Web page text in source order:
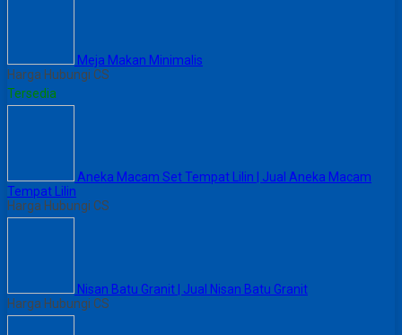
Meja Makan Minimalis
Harga Hubungi CS
Tersedia
Aneka Macam Set Tempat Lilin | Jual Aneka Macam
Tempat Lilin
Harga Hubungi CS
Nisan Batu Granit | Jual Nisan Batu Granit
Harga Hubungi CS